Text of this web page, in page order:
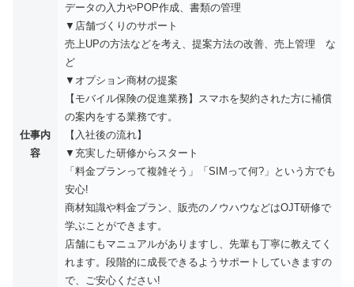
仕事内
容
データの入力やPOP作成、書類の管理
▼店舗づくりのサポート
売上UPの方法などを考え、提案方法の改善、売上管理 な
ど
▼オプション商材の提案
【モバイル保険の促進業務】スマホを契約された方に補償
の案内をする業務です。
【入社後の流れ】
▼充実した研修からスタート
「料金プランって複雑そう」「SIMって何?」という方でも
安心!
商材知識や料金プラン、販売のノウハウなどはOJT研修で
学ぶことができます。
店舗にもマニュアルがありますし、先輩も丁寧に教えてく
れます。段階的に成長できるようサポートしていきますの
で、ご安心ください!